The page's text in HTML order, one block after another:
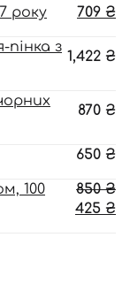
року
709 ₴
пінка з
1,422 ₴
870 ₴
650 ₴
100
850₴
425 ₴